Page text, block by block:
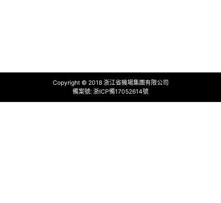
Copyright © 2018 浙江省機場集團有限公司
備案號: 浙ICP備17052614號